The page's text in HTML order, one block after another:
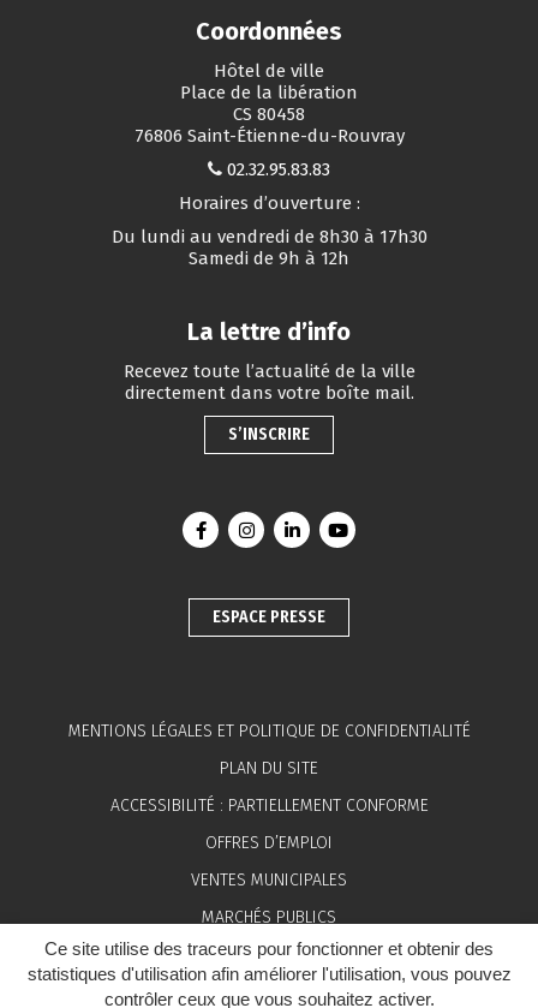
Ce site utilise des traceurs pour fonctionner et obtenir des
statistiques d'utilisation afin améliorer l'utilisation, vous pouvez
contrôler ceux que vous souhaitez activer.
Coordonnées
Hôtel de ville
Place de la libération
CS 80458
76806 Saint-Étienne-du-Rouvray
02.32.95.83.83
Horaires d’ouverture :
Du lundi au vendredi de 8h30 à 17h30
Samedi de 9h à 12h
La lettre d’info
Recevez toute l’actualité de la ville
directement dans votre boîte mail.
S’INSCRIRE
Lien vers le compte Facebook
Lien vers le compte Instagram
Lien vers le compte Linkedin
Lien vers la chaîne
ESPACE PRESSE
MENTIONS LÉGALES ET POLITIQUE DE CONFIDENTIALITÉ
PLAN DU SITE
ACCESSIBILITÉ : PARTIELLEMENT CONFORME
OFFRES D’EMPLOI
VENTES MUNICIPALES
MARCHÉS PUBLICS
ESPACE PRESSE